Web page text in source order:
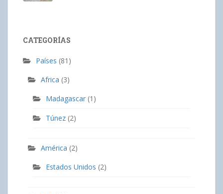
CATEGORÍAS
Países (81)
Africa (3)
Madagascar (1)
Túnez (2)
América (2)
Estados Unidos (2)